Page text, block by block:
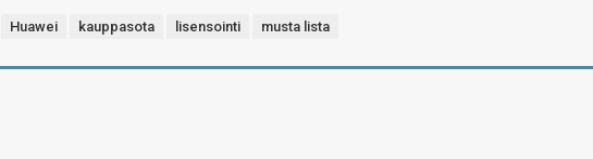
Huawei kauppasota lisensointi musta lista